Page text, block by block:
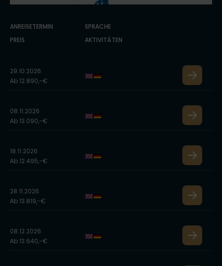
ANREISETERMIN
PREIS
SPRACHE
AKTIVITÄTEN
29.10.2026
Ab 12.890,-€
08.11.2026
Ab 13.090,-€
18.11.2026
Ab 12.495,-€
28.11.2026
Ab 13.819,-€
08.12.2026
Ab 13.640,-€